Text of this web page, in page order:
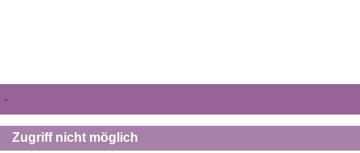
-
Zugriff nicht möglich